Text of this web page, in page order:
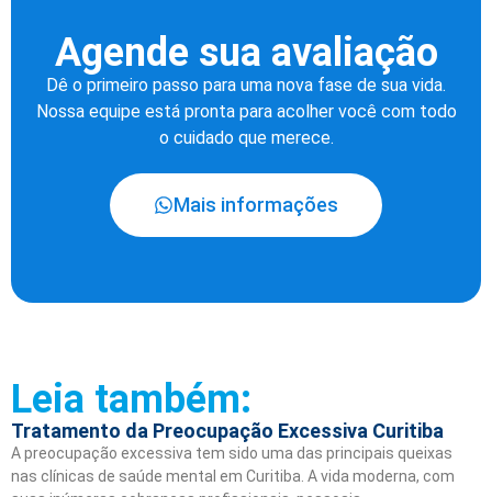
Agende sua avaliação
Dê o primeiro passo para uma nova fase de sua vida.
Nossa equipe está pronta para acolher você com todo
o cuidado que merece.
Mais informações
Leia também:
Tratamento da Preocupação Excessiva Curitiba
A preocupação excessiva tem sido uma das principais queixas
nas clínicas de saúde mental em Curitiba. A vida moderna, com